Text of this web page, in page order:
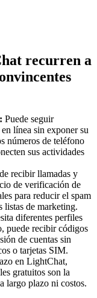
recurren a
Puede seguir
línea sin exponer su
números de teléfono
sus actividades
recibir llamadas y
de verificación de
para reducir el spam
listas de marketing.
diferentes perfiles
puede recibir códigos
de cuentas sin
o tarjetas SIM.
en LightChat,
gratuitos son la
largo plazo ni costos.